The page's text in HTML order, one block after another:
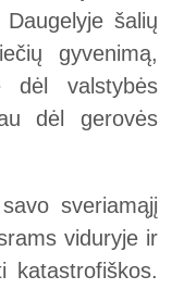
šalių
gyvenimą,
dėl valstybės
dėl gerovės
sveriamąjį
viduryje ir
katastrofiškos.